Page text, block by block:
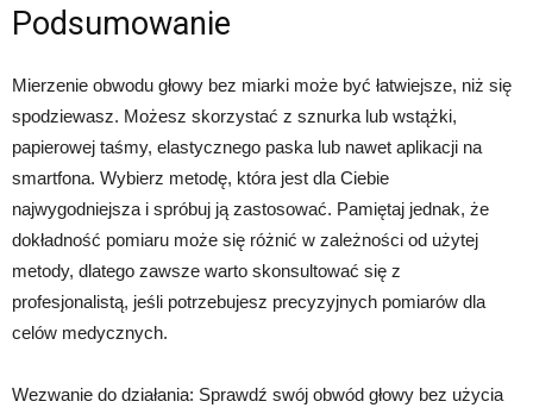
Podsumowanie
Mierzenie obwodu głowy bez miarki może być łatwiejsze, niż się
spodziewasz. Możesz skorzystać z sznurka lub wstążki,
papierowej taśmy, elastycznego paska lub nawet aplikacji na
smartfona. Wybierz metodę, która jest dla Ciebie
najwygodniejsza i spróbuj ją zastosować. Pamiętaj jednak, że
dokładność pomiaru może się różnić w zależności od użytej
metody, dlatego zawsze warto skonsultować się z
profesjonalistą, jeśli potrzebujesz precyzyjnych pomiarów dla
celów medycznych.
Wezwanie do działania: Sprawdź swój obwód głowy bez użycia